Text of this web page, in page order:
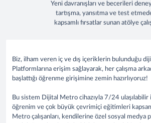
Yeni davranışları ve becerileri
tartışma, yansıtma ve test
kapsamlı fırsatlar sunan atölye
Biz, ilham veren iç ve dış içeriklerin bulunduğu
Platformlarına erişim sağlayarak, her çalışma
başlattığı öğrenme girişimine zemin hazırlıyoruz!
Bu sistem Dijital Metro cihazıyla 7/24 ulaşılabilir
öğrenim ve çok büyük çevrimiçi eğitimleri
Metro çalışanları, kendilerine özel sosyal medya